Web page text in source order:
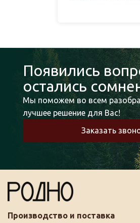
Появились
остались
Мы поможем во всем
лучшее решение для Вас!
Заказать
Производство и поставка